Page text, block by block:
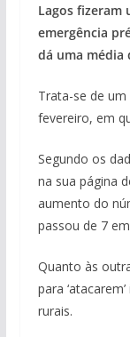
Lagos fizeram
emergência
dá uma média
Trata-se de
fevereiro, em
Segundo os
na sua página
aumento do
passou de 7
Quanto às
para
rurais.